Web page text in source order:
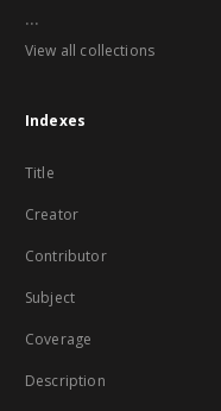
...
View all collections
Indexes
Title
Creator
Contributor
Subject
Coverage
Description